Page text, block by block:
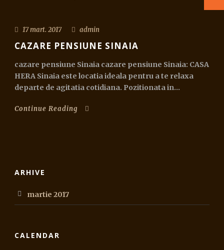
17 mart. 2017 admin
CAZARE PENSIUNE SINAIA
cazare pensiune Sinaia cazare pensiune Sinaia: CASA
HERA Sinaia este locatia ideala pentru a te relaxa
departe de agitatia cotidiana. Pozitionata in...
Continue Reading
ARHIVE
martie 2017
CALENDAR